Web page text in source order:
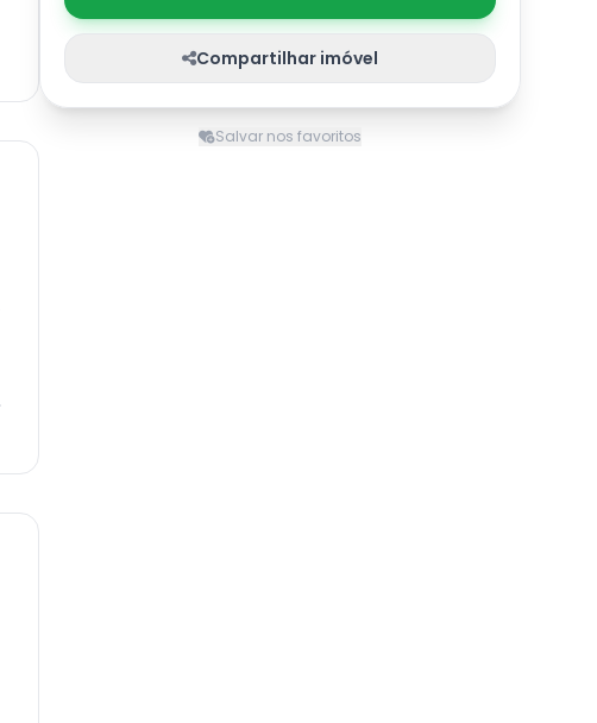
Compartilhar imóvel
Salvar nos favoritos